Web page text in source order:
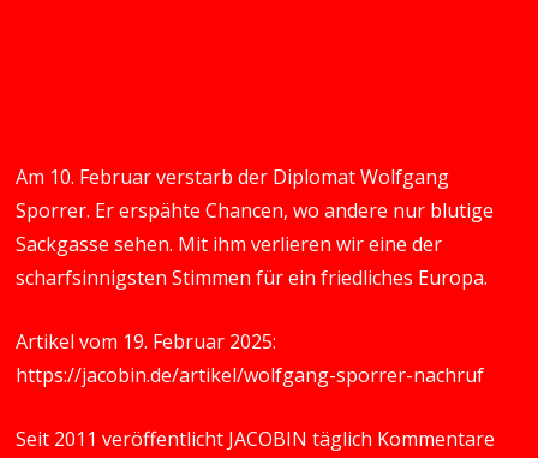
Am 10. Februar verstarb der Diplomat Wolfgang
Sporrer. Er erspähte Chancen, wo andere nur blutige
Sackgasse sehen. Mit ihm verlieren wir eine der
scharfsinnigsten Stimmen für ein friedliches Europa.
Artikel vom 19. Februar 2025:
https://jacobin.de/artikel/wolfgang-sporrer-nachruf
Seit 2011 veröffentlicht JACOBIN täglich Kommentare